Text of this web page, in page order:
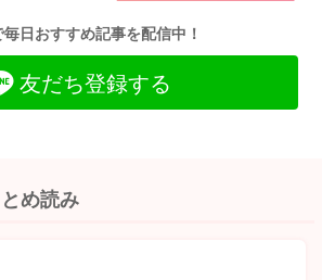
毎日おすすめ記事を配信中！
友だち登録する
め読み